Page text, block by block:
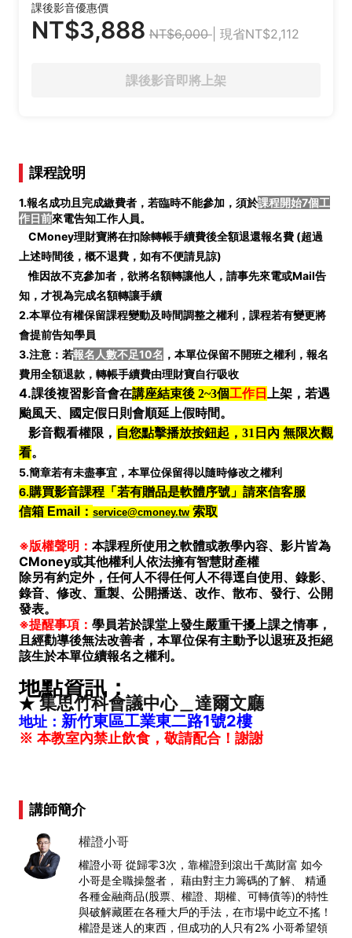
課後影音優惠價
NT$3,888 NT$6,000 | 現省NT$2,112
課後影音即將上架
課程說明
1.報名成功且完成繳費者，若臨時不能參加，須於課程開始7個工
作日前來電告知工作人員。
CMoney理財寶將在扣除轉帳手續費後全額退還報名費 (超過
上述時間後，概不退費，如有不便請見諒)
惟因故不克參加者，欲將名額轉讓他人，請事先來電或Mail告
知，才視為完成名額轉讓手續
2.本單位有權保留課程變動及時間調整之權利，課程若有變更將
會提前告知學員
3.注意：若報名人數不足10名 ，本單位保留不開班之權利，報名
費用全額退款，轉帳手續費由理財寶自行吸收
4.課後複習影音會在講座結束後 2~3個工作日上架，若遇
颱風天、國定假日則會順延上假時間。
影音觀看權限， 自您點擊播放按鈕起，31日內 無限次觀
看。
5.簡章若有未盡事宜，本單位保留得以隨時修改之權利
6.購買影音課程「若有贈品是軟體序號」請來信客服
信箱 Email： service@cmoney.tw 索取
※版權聲明： 本課程所使用之軟體或教學內容、影片皆為
CMoney或其他權利人依法擁有智慧財產權
除另有約定外，任何人不得任何人不得逕自使用、錄影、
錄音、修改、重製、公開播送、改作、散布、發行、公開
發表。
※提醒事項： 學員若於課堂上發生嚴重干擾上課之情事，
且經勸導後無法改善者，本單位保有主動予以退班及拒絕
該生於本單位續報名之權利。
地點資訊：
★ 集思竹科會議中心＿達爾文廳
地址 ： 新竹東區工業東二路1號2樓
※ 本教室內禁止飲食，敬請配合！謝謝
講師簡介
權證小哥
權證小哥 從歸零3次，靠權證到滾出千萬財富 如今
小哥是全職操盤者， 藉由對主力籌碼的了解、 精通
各種金融商品(股票、權證、期權、可轉債等)的特性
與破解藏匿在各種大戶的手法，在市場中屹立不搖！
權證是迷人的東西，但成功的人只有2% 小哥希望領